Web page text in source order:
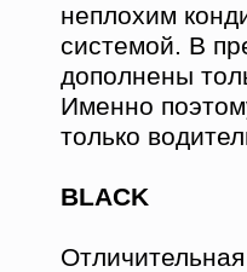
неплохим
системой. В
дополнены
Именно
только
BLACK